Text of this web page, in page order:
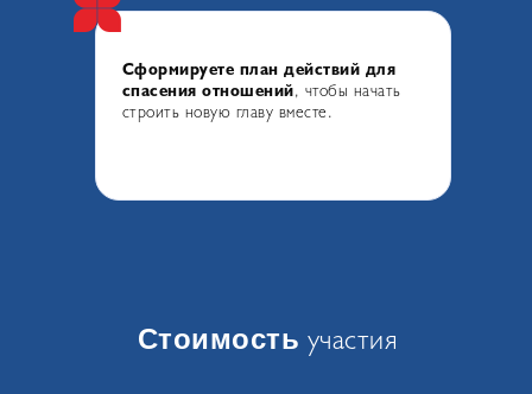
Сформируете план действий для
спасения отношений, чтобы начать
строить новую главу вместе.
Стоимость участия